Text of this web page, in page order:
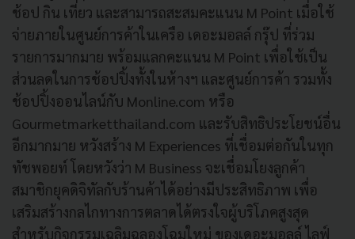
ช้อป กิน เที่ยว และสามารถสะสมคะแนน M Point เมื่อใช้
จ่ายภายในศูนย์การค้าในเครือ เดอะมอลล์ กรุ๊ป ที่ร่วม
รายการมากมาย พร้อมแลกคะแนน M Point เพื่อใช้เป็น
ส่วนลดในการช้อปปิ้งทั้งในห้างฯ และศูนย์การค้า รวมทั้ง
ช้อปปิ้งออนไลน์กับ Monline.com หรือ
Gourmetmarketthailand.com และรับสิทธิประโยชน์อื่น
อีกมากมาย หวังสร้าง M Experiences ที่เชื่อมต่อกันในทุก
ทัชพอยท์ โดยหวังว่า M Business จะเชื่อมโยงลูกค้า
สมาชิกยุคดิจิทัลกับร้านค้าได้อย่างมีประสิทธิภาพ เพื่อ
เสริมสร้างกลไกทางการตลาดได้ตรงใจผู้บริโภคสูงสุด
สำหรับกิจกรรมเฉลิมฉลองโฉมใหม่ ของเดอะมอลล์ ไลฟ์